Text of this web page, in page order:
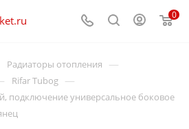
0
Радиаторы отопления —
Rifar Tubog —
подключение универсальное боковое